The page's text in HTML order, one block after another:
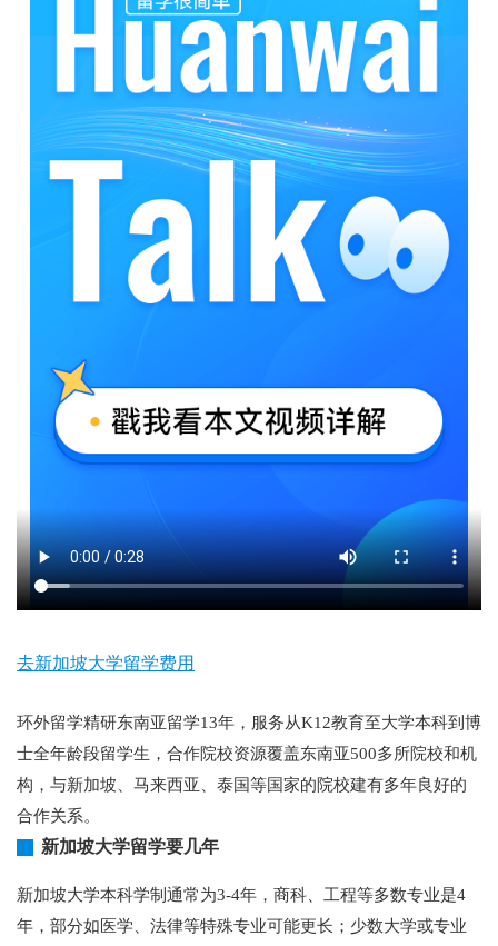
去新加坡大学留学费用
环外留学精研东南亚留学13年，服务从K12教育至大学本科到博
士全年龄段留学生，合作院校资源覆盖东南亚500多所院校和机
构，与新加坡、马来西亚、泰国等国家的院校建有多年良好的
合作关系。
新加坡大学留学要几年
新加坡大学本科学制通常为3-4年，商科、工程等多数专业是4
年，部分如医学、法律等特殊专业可能更长；少数大学或专业